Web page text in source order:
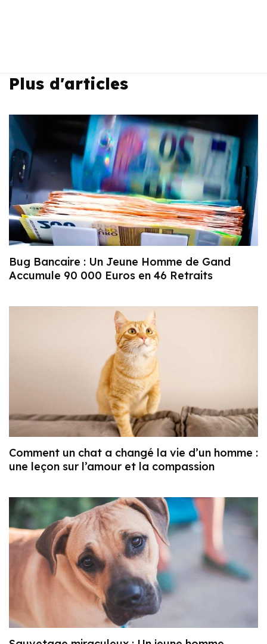
Plus d'articles
Bug Bancaire : Un Jeune Homme de Gand
Accumule 90 000 Euros en 46 Retraits
Comment un chat a changé la vie d’un homme :
une leçon sur l’amour et la compassion